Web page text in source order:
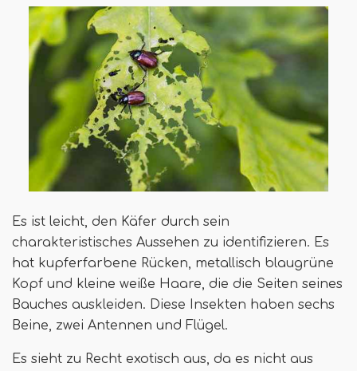
Es ist leicht, den Käfer durch sein
charakteristisches Aussehen zu identifizieren. Es
hat kupferfarbene Rücken, metallisch blaugrüne
Kopf und kleine weiße Haare, die die Seiten seines
Bauches auskleiden. Diese Insekten haben sechs
Beine, zwei Antennen und Flügel.
Es sieht zu Recht exotisch aus, da es nicht aus